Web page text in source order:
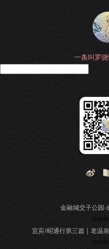
一条叫罗
金融城交子公园-
2026年
宜宾/昭通行第三篇 | 老温
2026年